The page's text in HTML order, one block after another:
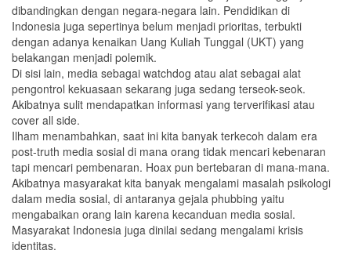
dibandingkan dengan negara-negara lain. Pendidikan di
Indonesia juga sepertinya belum menjadi prioritas, terbukti
dengan adanya kenaikan Uang Kuliah Tunggal (UKT) yang
belakangan menjadi polemik.
Di sisi lain, media sebagai watchdog atau alat sebagai alat
pengontrol kekuasaan sekarang juga sedang terseok-seok.
Akibatnya sulit mendapatkan informasi yang terverifikasi atau
cover all side.
Ilham menambahkan, saat ini kita banyak terkecoh dalam era
post-truth media sosial di mana orang tidak mencari kebenaran
tapi mencari pembenaran. Hoax pun bertebaran di mana-mana.
Akibatnya masyarakat kita banyak mengalami masalah psikologi
dalam media sosial, di antaranya gejala phubbing yaitu
mengabaikan orang lain karena kecanduan media sosial.
Masyarakat Indonesia juga dinilai sedang mengalami krisis
identitas.